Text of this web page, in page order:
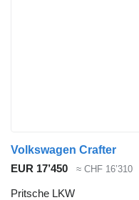
Volkswagen Crafter
EUR 17’450
≈ CHF 16’310
Pritsche LKW